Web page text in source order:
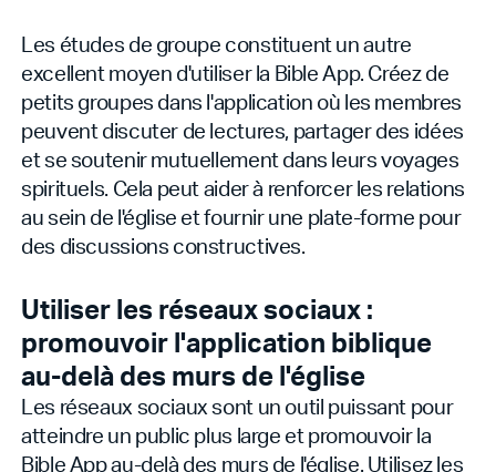
Les études de groupe constituent un autre
excellent moyen d'utiliser la Bible App. Créez de
petits groupes dans l'application où les membres
peuvent discuter de lectures, partager des idées
et se soutenir mutuellement dans leurs voyages
spirituels. Cela peut aider à renforcer les relations
au sein de l'église et fournir une plate-forme pour
des discussions constructives.
Utiliser les réseaux sociaux :
promouvoir l'application biblique
au-delà des murs de l'église
Les réseaux sociaux sont un outil puissant pour
atteindre un public plus large et promouvoir la
Bible App au-delà des murs de l'église. Utilisez les